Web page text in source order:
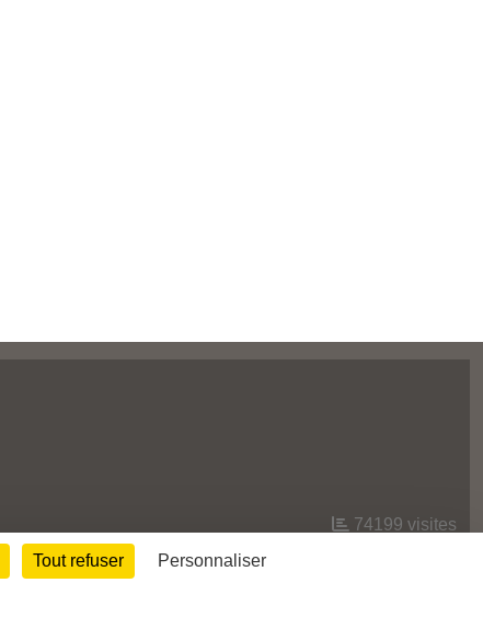
74199 visites
Tout refuser Personnaliser